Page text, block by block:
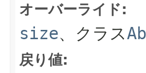
オーバーライド:
size、クラス
戻り値: